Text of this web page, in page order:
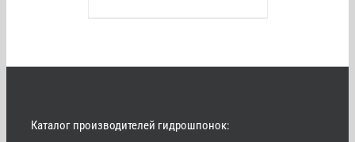
Каталог производителей гидрошпонок: